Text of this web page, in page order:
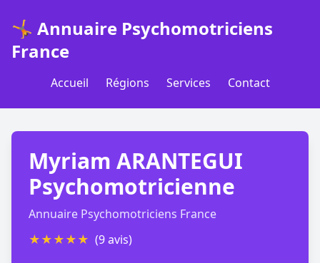
🤸 Annuaire Psychomotriciens
France
Accueil Régions Services Contact
Myriam ARANTEGUI
Psychomotricienne
Annuaire Psychomotriciens France
★★★★★ (9 avis)